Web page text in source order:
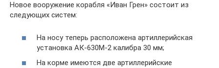
Новое вооружение корабля «Иван Грен» состоит из
следующих систем:
На носу теперь расположена артиллерийская
установка АК-630М-2 калибра 30 мм;
На корме имеются две артиллерийские